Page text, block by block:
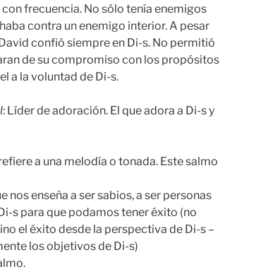
frecuencia. No sólo tenía enemigos
contra un enemigo interior. A pesar
confió siempre en Di-s. No permitió
de su compromiso con los propósitos
a la voluntad de Di-s.
: Líder de adoración. El que adora a Di-s y
a una melodía o tonada. Este salmo
nos enseña a ser sabios, a ser personas
s para que podamos tener éxito (no
el éxito desde la perspectiva de Di-s –
los objetivos de Di-s)